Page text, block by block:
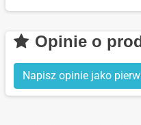
Opinie o
Napisz opinie jako